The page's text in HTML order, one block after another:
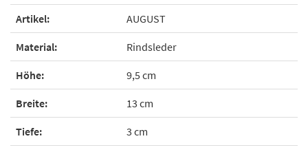
Artikel: AUGUST
Material: Rindsleder
Höhe: 9,5 cm
Breite: 13 cm
Tiefe: 3 cm